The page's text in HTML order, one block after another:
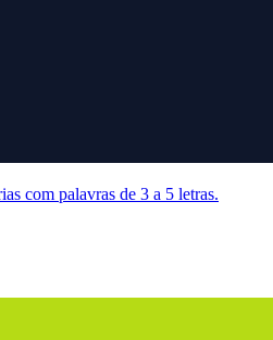
com palavras de 3 a 5 letras.